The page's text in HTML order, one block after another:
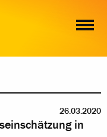
26.03.2020
in